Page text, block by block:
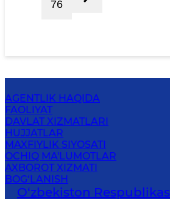
76
AGENTLIK HAQIDA
FAOLIYAT
DAVLAT XIZMATLARI
HUJJATLAR
MAXFIYLIK SIYOSATI
OCHIQ MA'LUMOTLAR
AXBOROT XIZMATI
BOG‘LANISH
O‘zbekiston